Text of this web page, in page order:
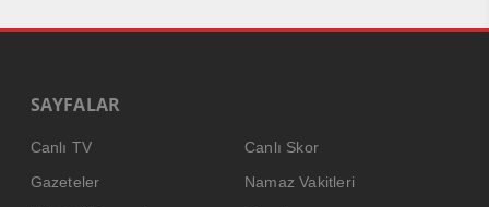
SAYFALAR
Canlı TV
Canlı Skor
Gazeteler
Namaz Vakitleri